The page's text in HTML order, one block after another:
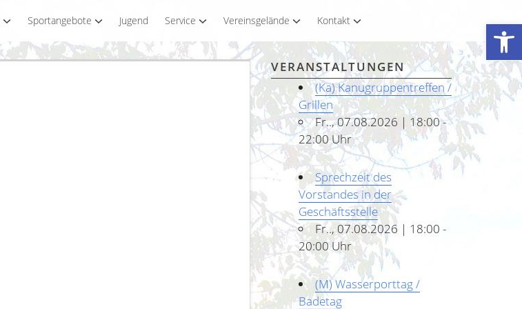
Werkzeugleiste öffnen
Sportangebote Jugend Service Vereinsgelände Kontakt
VERANSTALTUNGEN
(Ka) Kanugruppentreffen /
Grillen
Fr.., 07.08.2026 | 18:00 -
22:00 Uhr
Sprechzeit des
Vorstandes in der
Geschäftsstelle
Fr.., 07.08.2026 | 18:00 -
20:00 Uhr
(M) Wasserporttag /
Badetag